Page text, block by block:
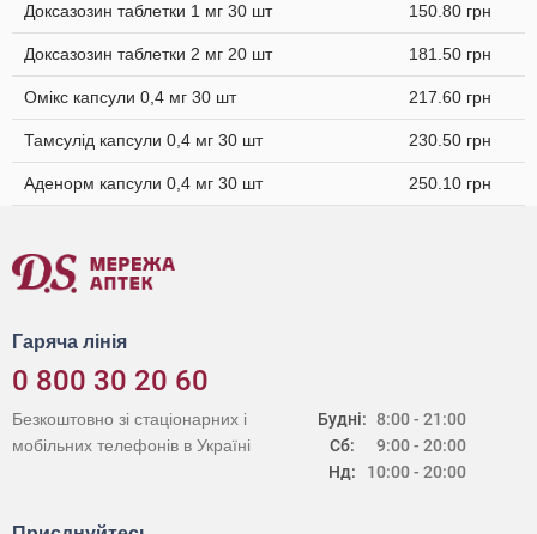
Доксазозин таблетки 1 мг 30 шт 150.80 грн
Доксазозин таблетки 2 мг 20 шт 181.50 грн
Омікс капсули 0,4 мг 30 шт 217.60 грн
Тамсулід капсули 0,4 мг 30 шт 230.50 грн
Аденорм капсули 0,4 мг 30 шт 250.10 грн
Гаряча лінія
0 800 30 20 60
Будні:
Сб:
Нд:
8:00 - 21:00
9:00 - 20:00
10:00 - 20:00
Безкоштовно зі стаціонарних і
мобільних телефонів в Україні